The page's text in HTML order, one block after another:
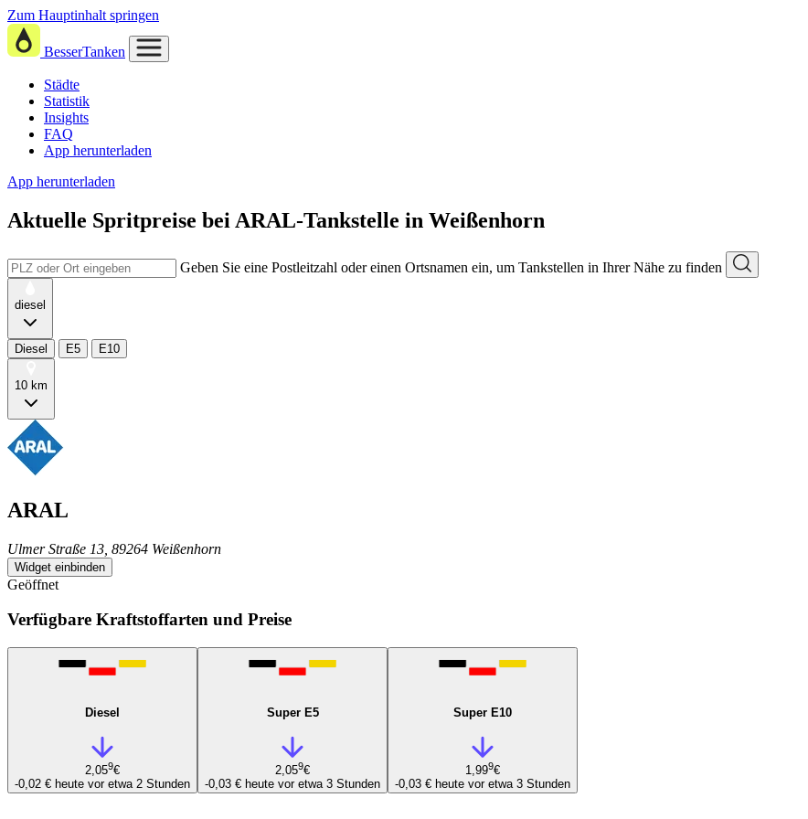
Zum Hauptinhalt springen
BesserTanken
Städte
Statistik
Insights
FAQ
App herunterladen
App herunterladen
Aktuelle Spritpreise bei ARAL-Tankstelle in Weißenhorn
Geben Sie eine Postleitzahl oder einen Ortsnamen ein, um Tankstellen in Ihrer Nähe zu finden
diesel
Diesel E5 E10
10 km
ARAL
Ulmer Straße 13, 89264 Weißenhorn
Widget einbinden
Geöffnet
Verfügbare Kraftstoffarten und Preise
Diesel
2,059€
-0,02 € heute vor etwa 2 Stunden
Super E5
2,059€
-0,03 € heute vor etwa 3 Stunden
Super E10
1,999€
-0,03 € heute vor etwa 3 Stunden